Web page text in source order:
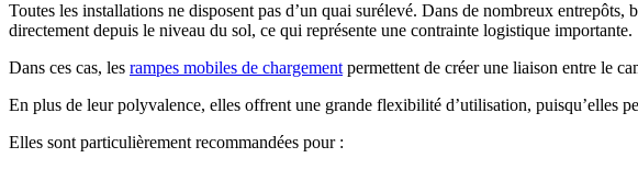
Toutes les installations ne disposent pas d’un quai surélevé. Dans de nombreux
directement depuis le niveau du sol, ce qui représente une contrainte logistique importante.
Dans ces cas, les rampes mobiles de chargement permettent de créer une liaison entre le
En plus de leur polyvalence, elles offrent une grande flexibilité d’utilisation, puisqu’elles
Elles sont particulièrement recommandées pour :